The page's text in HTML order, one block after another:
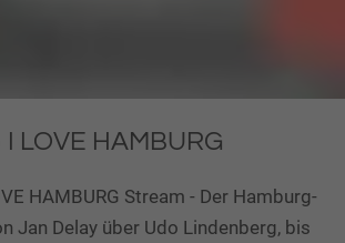
LOVE HAMBURG
HAMBURG Stream - Der Hamburg-
Jan Delay über Udo Lindenberg, bis